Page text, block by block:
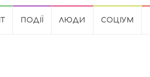
ПОДІЇ ЛЮДИ СОЦІУМ